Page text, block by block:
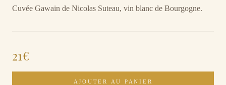
Cuvée Gawain de Nicolas Suteau, vin blanc de Bourgogne.
21€
AJOUTER AU PANIER